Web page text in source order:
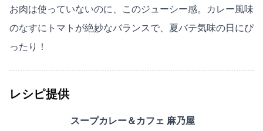
お肉は使っていないのに、このジューシー感。カレー風味
のなすにトマトが絶妙なバランスで、夏バテ気味の日にぴ
ったり！
レシピ提供
スープカレー＆カフェ 麻乃屋